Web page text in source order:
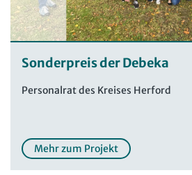
Sonderpreis der Debeka
Personalrat des Kreises Herford
Mehr zum Projekt